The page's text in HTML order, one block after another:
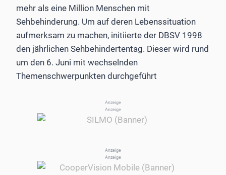
mehr als eine Million Menschen mit
Sehbehinderung. Um auf deren Lebenssituation
aufmerksam zu machen, initiierte der DBSV 1998
den jährlichen Sehbehindertentag. Dieser wird rund
um den 6. Juni mit wechselnden
Themenschwerpunkten durchgeführt
Anzeige
Anzeige
Anzeige
Anzeige